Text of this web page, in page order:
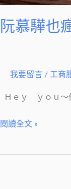
阮慕驊也
我要留言 / 工商
Ｈｅｙ ｙｏｕ～
嗎？
危
閱讀全文 »